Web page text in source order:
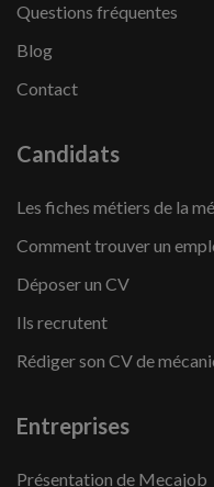
Questions fréquentes
Blog
Contact
Candidats
Les fiches métiers de la
Comment trouver un
Déposer un CV
Ils recrutent
Rédiger son CV de
Entreprises
Présentation de Mecajob